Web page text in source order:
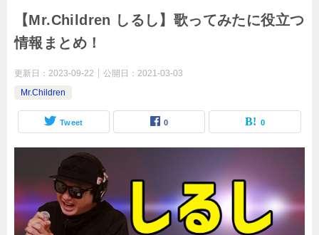
【Mr.Children しるし】歌ってみたに役立つ
情報まとめ！
更新日： 2023-09-22 公開日： 2021-03-03
Mr.Children
Tweet 0 0